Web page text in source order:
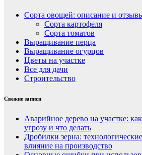
Сорта овощей: описание и
Сорта картофеля
Сорта томатов
Выращивание перца
Выращивание огурцов
Цветы на участке
Все для дачи
Строительство
Свежие записи
Аварийное дерево на участке:
угрозу и что делать
Дробилки зерна:
влияние на производство